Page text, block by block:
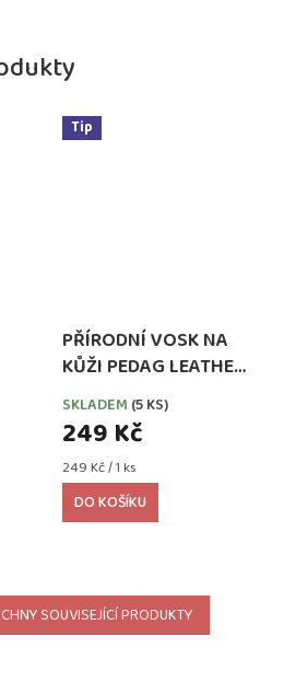
Tip
PŘÍRODNÍ VOSK NA
KŮŽI PEDAG LEATHER
WAX SE VČELÍM
VOSKEM
SKLADEM (5 KS)
249 Kč
Měrná
cena:
249 Kč / 1 ks
DO KOŠÍKU
SOUVISEJÍCÍ PRODUKTY